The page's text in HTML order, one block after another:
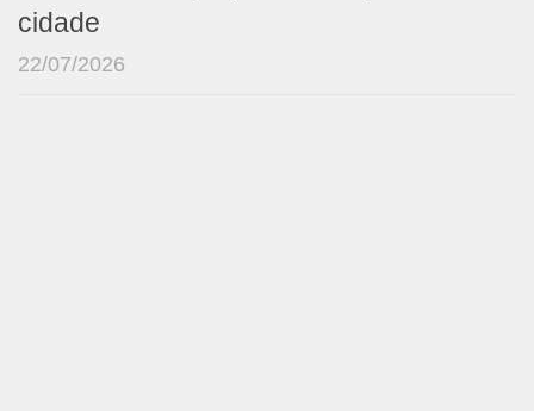
cidade
22/07/2026